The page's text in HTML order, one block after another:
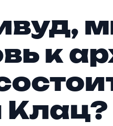
к
Клац?